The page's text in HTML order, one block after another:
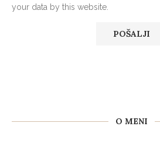
your data by this website.
O MENI